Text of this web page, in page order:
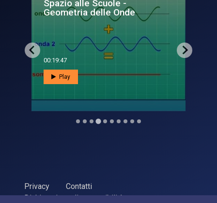
Spazio alle scuole - La
geometria delle onde
00:20:16
Play
Privacy
Contatti
Dichiarazione di accessibilità